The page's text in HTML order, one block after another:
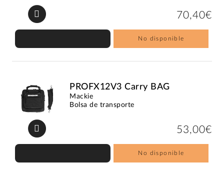
70,40€
No disponible
PROFX12V3 Carry BAG
Mackie
Bolsa de transporte
53,00€
No disponible